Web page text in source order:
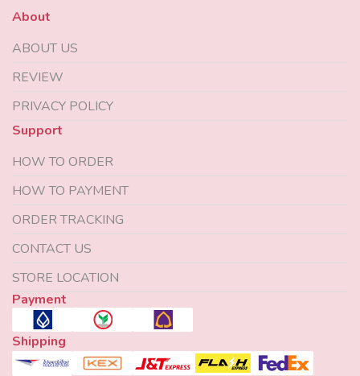
About
ABOUT US
REVIEW
PRIVACY POLICY
Support
HOW TO ORDER
HOW TO PAYMENT
ORDER TRACKING
CONTACT US
STORE LOCATION
Payment
Shipping